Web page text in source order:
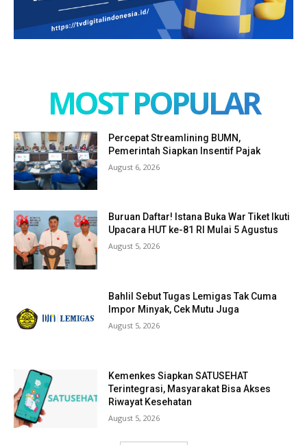
MOST POPULAR
Percepat Streamlining BUMN,
Pemerintah Siapkan Insentif Pajak
August 6, 2026
Buruan Daftar! Istana Buka War Tiket Ikuti
Upacara HUT ke-81 RI Mulai 5 Agustus
August 5, 2026
Bahlil Sebut Tugas Lemigas Tak Cuma
Impor Minyak, Cek Mutu Juga
August 5, 2026
Kemenkes Siapkan SATUSEHAT
Terintegrasi, Masyarakat Bisa Akses
Riwayat Kesehatan
August 5, 2026